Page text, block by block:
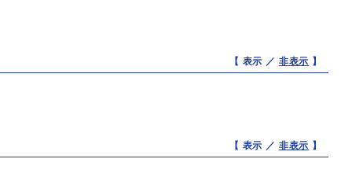
【 表示 ／ 非表示 】
【 表示 ／ 非表示 】